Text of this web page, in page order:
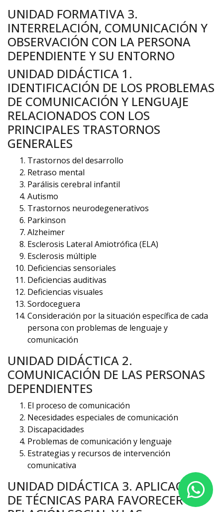
UNIDAD FORMATIVA 3.
INTERRELACIÓN, COMUNICACIÓN Y
OBSERVACIÓN CON LA PERSONA
DEPENDIENTE Y SU ENTORNO
UNIDAD DIDÁCTICA 1.
IDENTIFICACIÓN DE LOS PROBLEMAS
DE COMUNICACIÓN Y LENGUAJE
RELACIONADOS CON LOS
PRINCIPALES TRASTORNOS
GENERALES
Trastornos del desarrollo
Retraso mental
Parálisis cerebral infantil
Autismo
Trastornos neurodegenerativos
Parkinson
Alzheimer
Esclerosis Lateral Amiotrófica (ELA)
Esclerosis múltiple
Deficiencias sensoriales
Deficiencias auditivas
Deficiencias visuales
Sordoceguera
Consideración por la situación específica de cada
persona con problemas de lenguaje y
comunicación
UNIDAD DIDÁCTICA 2.
COMUNICACIÓN DE LAS PERSONAS
DEPENDIENTES
El proceso de comunicación
Necesidades especiales de comunicación
Discapacidades
Problemas de comunicación y lenguaje
Estrategias y recursos de intervención
comunicativa
UNIDAD DIDÁCTICA 3. APLICACIÓN
DE TÉCNICAS PARA FAVORECER LA